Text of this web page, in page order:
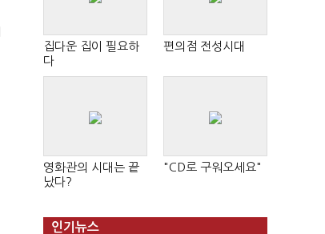
집다운 집이 필요하
다
편의점 전성시대
영화관의 시대는 끝
났다?
"CD로 구워오세요"
인기뉴스